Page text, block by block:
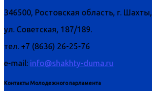
346500, Ростовская область, г. Шахты,
ул. Советская, 187/189.
тел. +7 (8636) 26-25-76
e-mail: info@shakhty-duma.ru
Контакты Молодежного парламента